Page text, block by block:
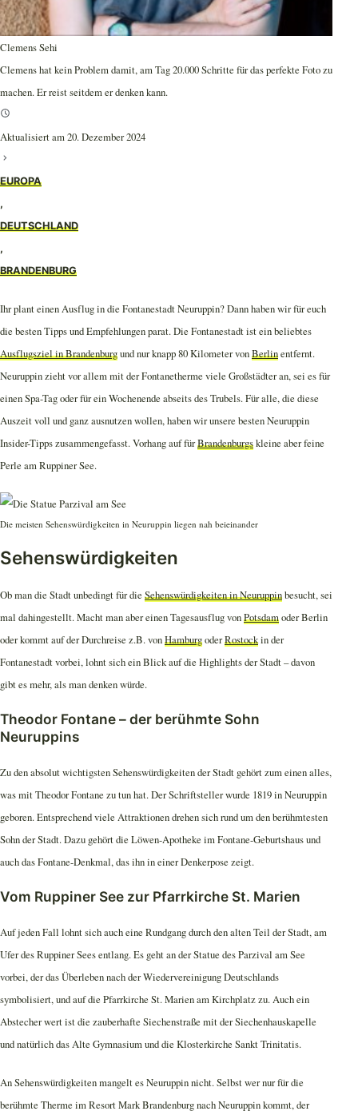
Clemens Sehi
Clemens hat kein Problem damit, am Tag 20.000 Schritte für das perfekte Foto zu
machen. Er reist seitdem er denken kann.
Aktualisiert am 20. Dezember 2024
EUROPA
,
DEUTSCHLAND
,
BRANDENBURG
Ihr plant einen Ausflug in die Fontanestadt Neuruppin? Dann haben wir für euch
die besten Tipps und Empfehlungen parat. Die Fontanestadt ist ein beliebtes
Ausflugsziel in Brandenburgund nur knapp 80 Kilometer vonBerlinentfernt.
Neuruppin zieht vor allem mit der Fontanetherme viele Großstädter an, sei es für
einen Spa-Tag oder für ein Wochenende abseits des Trubels. Für alle, die diese
Auszeit voll und ganz ausnutzen wollen, haben wir unsere besten Neuruppin
Insider-Tipps zusammengefasst. Vorhang auf fürBrandenburgskleine aber feine
Perle am Ruppiner See.
Die meisten Sehenswürdigkeiten in Neuruppin liegen nah beieinander
Sehenswürdigkeiten
Ob man die Stadt unbedingt für die Sehenswürdigkeiten in Neuruppinbesucht, sei
mal dahingestellt. Macht man aber einen Tagesausflug vonPotsdamoder Berlin
oder kommt auf der Durchreise z.B. vonHamburgoderRostockin der
Fontanestadt vorbei, lohnt sich ein Blick auf die Highlights der Stadt – davon
gibt es mehr, als man denken würde.
Theodor Fontane – der berühmte Sohn
Neuruppins
Zu den absolut wichtigsten Sehenswürdigkeiten der Stadt gehört zum einen alles,
was mit Theodor Fontane zu tun hat. Der Schriftsteller wurde 1819 in Neuruppin
geboren. Entsprechend viele Attraktionen drehen sich rund um den berühmtesten
Sohn der Stadt. Dazu gehört die Löwen-Apotheke im Fontane-Geburtshaus und
auch das Fontane-Denkmal, das ihn in einer Denkerpose zeigt.
Vom Ruppiner See zur Pfarrkirche St. Marien
Auf jeden Fall lohnt sich auch eine Rundgang durch den alten Teil der Stadt, am
Ufer des Ruppiner Sees entlang. Es geht an der Statue des Parzival am See
vorbei, der das Überleben nach der Wiedervereinigung Deutschlands
symbolisiert, und auf die Pfarrkirche St. Marien am Kirchplatz zu. Auch ein
Abstecher wert ist die zauberhafte Siechenstraße mit der Siechenhauskapelle
und natürlich das Alte Gymnasium und die Klosterkirche Sankt Trinitatis.
An Sehenswürdigkeiten mangelt es Neuruppin nicht. Selbst wer nur für die
berühmte Therme im Resort Mark Brandenburg nach Neuruppin kommt, der